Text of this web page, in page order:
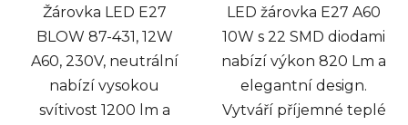
Žárovka LED E27
BLOW 87-431, 12W
A60, 230V, neutrální
nabízí vysokou
svítivost 1200 lm a
LED žárovka E27 A60
10W s 22 SMD diodami
nabízí výkon 820 Lm a
elegantní design.
Vytváří příjemné teplé